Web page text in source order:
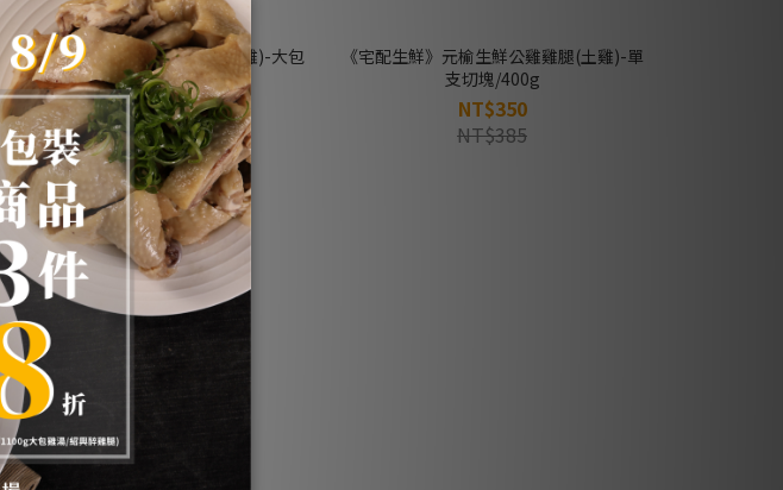
《團購美食》元榆招牌鹽水雞(土雞)-大包
裝/750g
NT$449
NT$494
《宅配生鮮》元榆生鮮公雞雞腿(土雞)-單
支切塊/400g
NT$350
NT$385